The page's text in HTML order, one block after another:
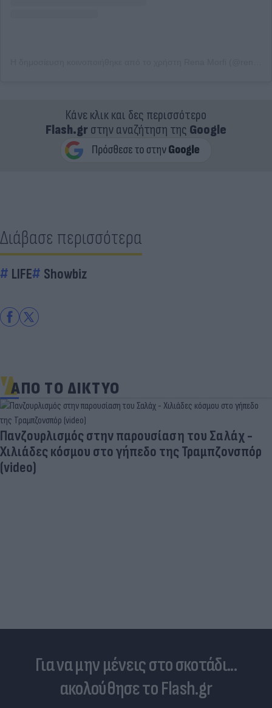
Κάνε κλικ και δες περισσότερο
Flash.grστην αναζήτηση της Google
Διάβασε περισσότερα
LIFE Showbiz
ΑΠΟ ΤΟ ΔΙΚΤΥΟ
Δέκα εκατομμύρια followers δεν κάνουν λάθος- Η
Ντιλέτα Λεότα με μαγιό έγινε ξανά viral (photos)
Για να μην μένεις στο σκοτάδι...
ακολούθησε το Flash.gr